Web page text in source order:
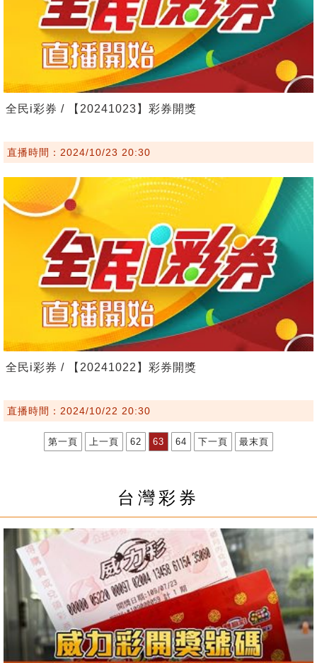
全民i彩券 / 【20241023】彩券開獎
直播時間：2024/10/23 20:30
全民i彩券 / 【20241022】彩券開獎
直播時間：2024/10/22 20:30
第一頁 上一頁 62 63 64 下一頁 最末頁
台灣彩券